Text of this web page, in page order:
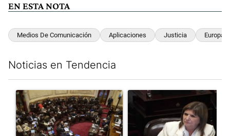
EN ESTA NOTA
Medios De Comunicación Aplicaciones Justicia Europa
Noticias en Tendencia
Un artículo de tendencia con el título "El Senado dio media
Un artículo de tendencia